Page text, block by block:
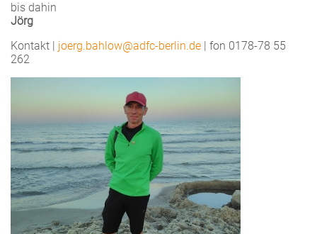
bis dahin
Jörg
Kontakt | joerg.bahlow@adfc-berlin.de | fon 0178-78 55
262